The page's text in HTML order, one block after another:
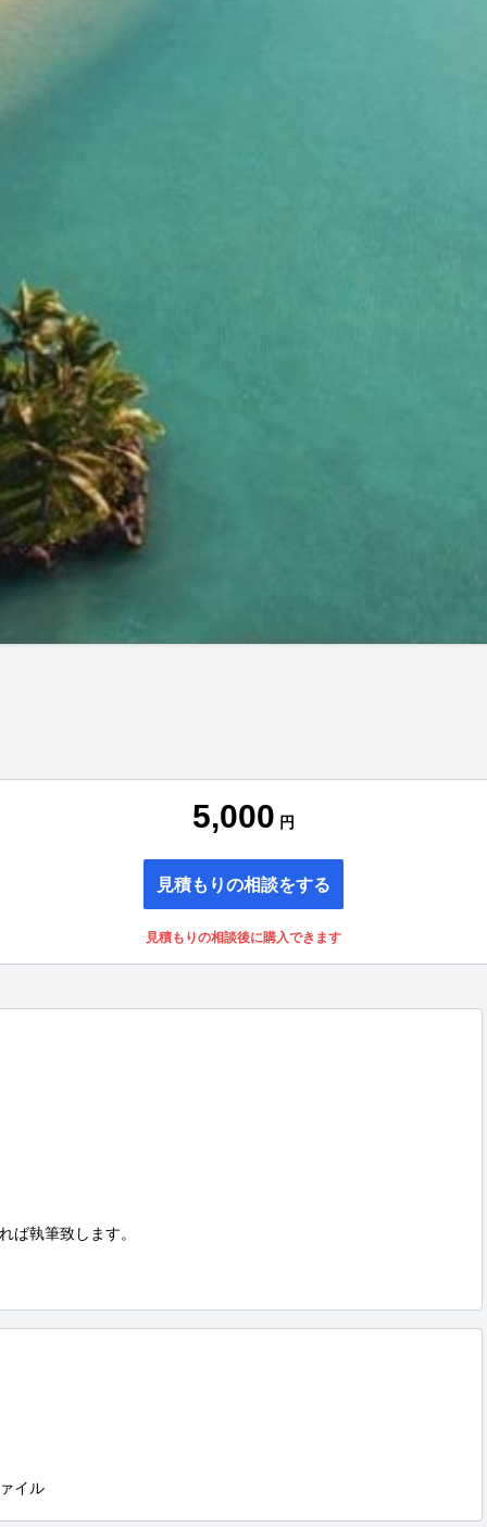
5,000 円
見積もりの相談をする
見積もりの相談後に購入できます
ば執筆致します。
イル